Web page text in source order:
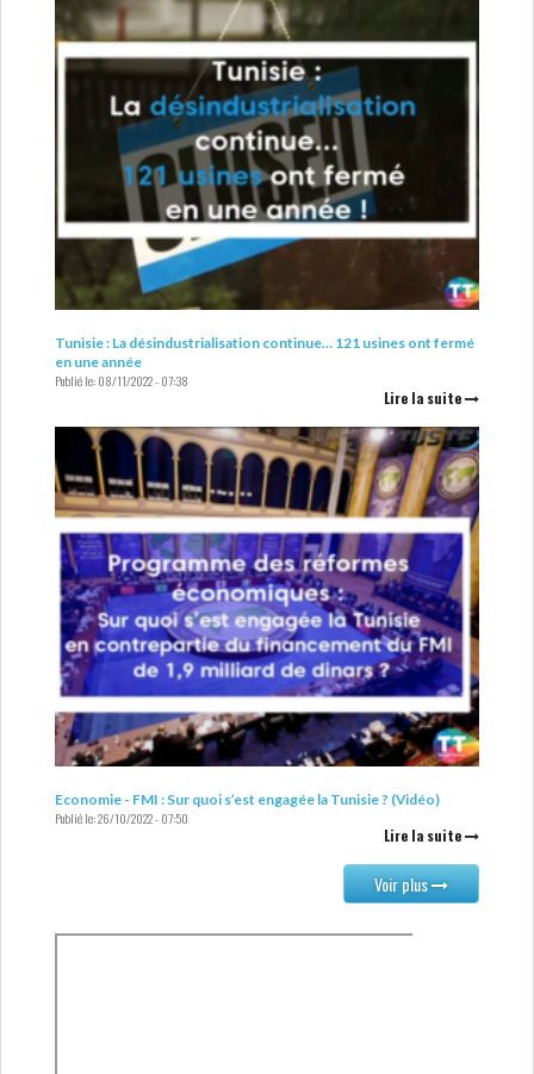
Tunisie : La désindustrialisation continue… 121 usines ont fermé
en une année
Publié le:08/11/2022 - 07:38
Lire la suite
Economie - FMI : Sur quoi s’est engagée la Tunisie ? (Vidéo)
Publié le:26/10/2022 - 07:50
Lire la suite
Voir plus